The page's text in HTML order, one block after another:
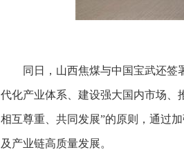
同日，山西焦煤与中国宝武还
代化产业体系、建设强大国内市场、
相互尊重、共同发展”的原则，通过
及产业链高质量发展。